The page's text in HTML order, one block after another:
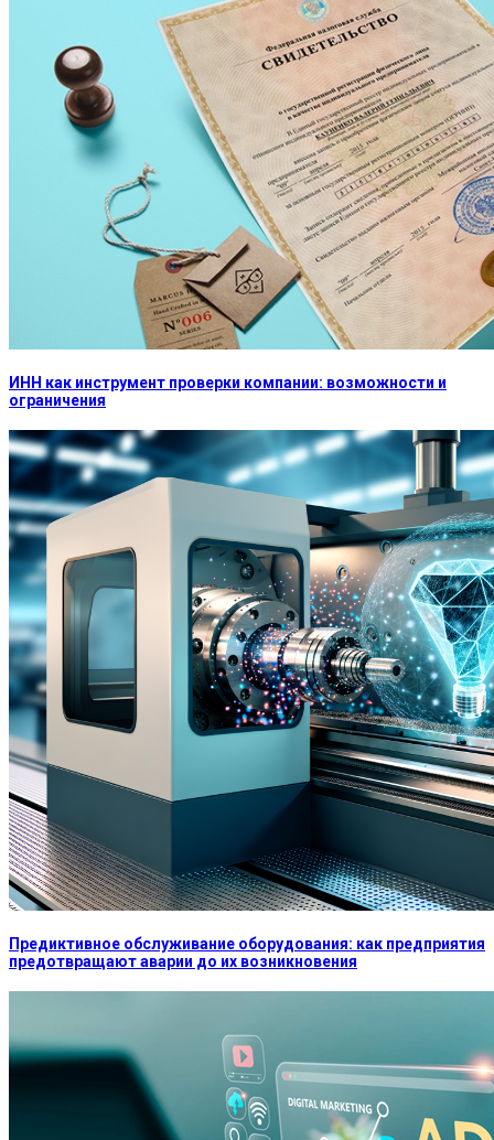
ИНН как инструмент проверки компании: возможности и
ограничения
Предиктивное обслуживание оборудования: как предприятия
предотвращают аварии до их возникновения